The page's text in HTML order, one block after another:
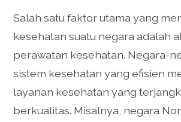
Salah satu faktor utama yang
kesehatan suatu negara adalah
perawatan kesehatan. Negara-
sistem kesehatan yang efisien
layanan kesehatan yang
berkualitas. Misalnya, negara